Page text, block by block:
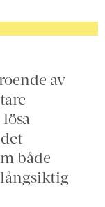
av
både